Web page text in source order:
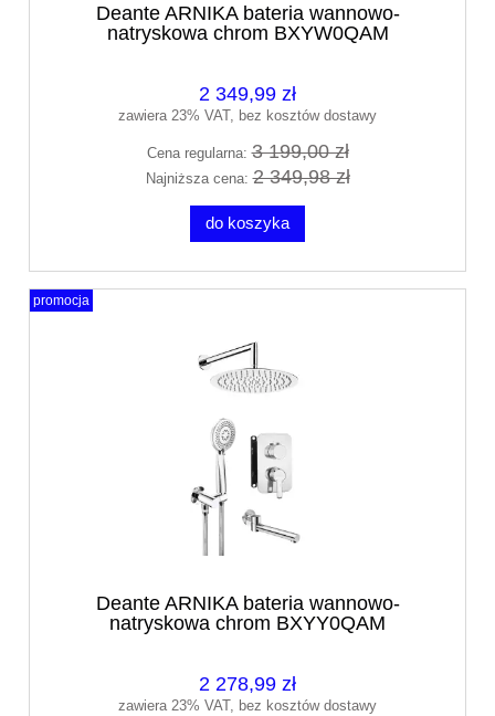
Deante ARNIKA bateria wannowo-
natryskowa chrom BXYW0QAM
2 349,99 zł
zawiera 23% VAT, bez kosztów dostawy
Cena regularna:3 199,00 zł
Najniższa cena:2 349,98 zł
do koszyka
Deante ARNIKA bateria wannowo-
natryskowa chrom BXYY0QAM
2 278,99 zł
zawiera 23% VAT, bez kosztów dostawy
promocja